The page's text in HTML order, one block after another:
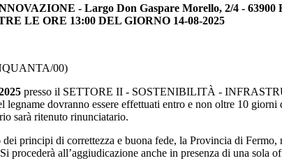
- Largo Don Gaspare Morello, 2/4 - 63900
LE ORE 13:00 DEL GIORNO 14-08-2025
00)
presso il SETTORE II - SOSTENIBILITÀ -
dovranno essere effettuati entro e non oltre 10
sarà ritenuto rinunciatario.
principi di correttezza e buona fede, la Provincia di
procederà all’aggiudicazione anche in presenza di una sola